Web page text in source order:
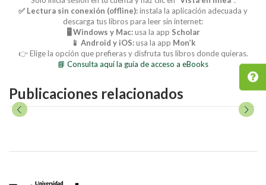
✅ Lectura sin conexión (offline):instala la aplicación adecuada y
descarga tus libros para leer sin internet:
🖥️ Windows y Mac:usa la app Scholar
📱 Android y iOS:usa la app Mon’k
👉 Elige la opción que prefieras y disfruta tus libros donde quieras.
📘 Consulta aquí la guía de acceso a eBooks
Publicaciones relacionados